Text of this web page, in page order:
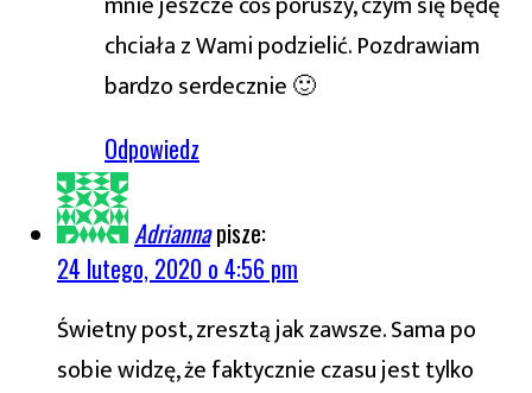
chciała z Wami podzielić. Pozdrawiam
bardzo serdecznie 🙂
Odpowiedz
Adrianna pisze:
24 lutego, 2020 o 4:56 pm
Świetny post, zresztą jak zawsze. Sama po
sobie widzę, że faktycznie czasu jest tylko